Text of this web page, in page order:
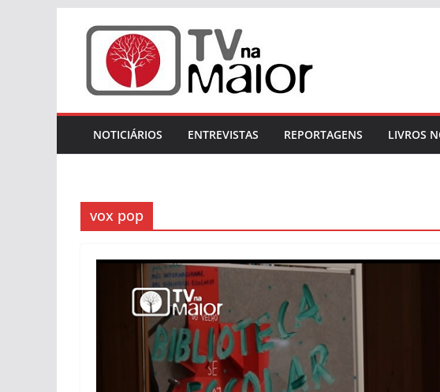
NOTICIÁRIOS ENTREVISTAS REPORTAGENS LIVROS
vox pop